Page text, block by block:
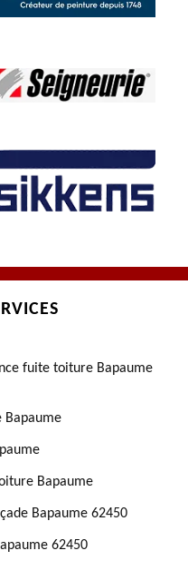
fuite toiture Bapaume
Bapaume
Bapaume
Bapaume 62450
62450